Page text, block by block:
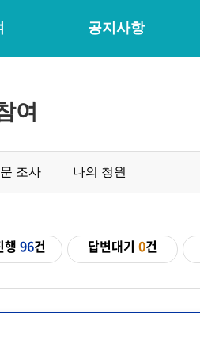
공지사항
여
조사 나의 청원
행 96건 답변대기0건